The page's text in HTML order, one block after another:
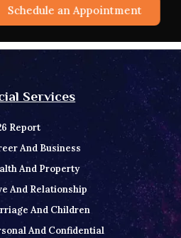
Schedule an Appointment
Services
Report
And Business
And Property
And Relationship
And Children
And Confidential